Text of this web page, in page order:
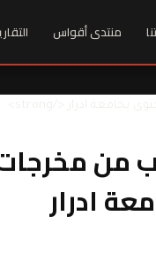
منتدى أقواس
من
ادرار